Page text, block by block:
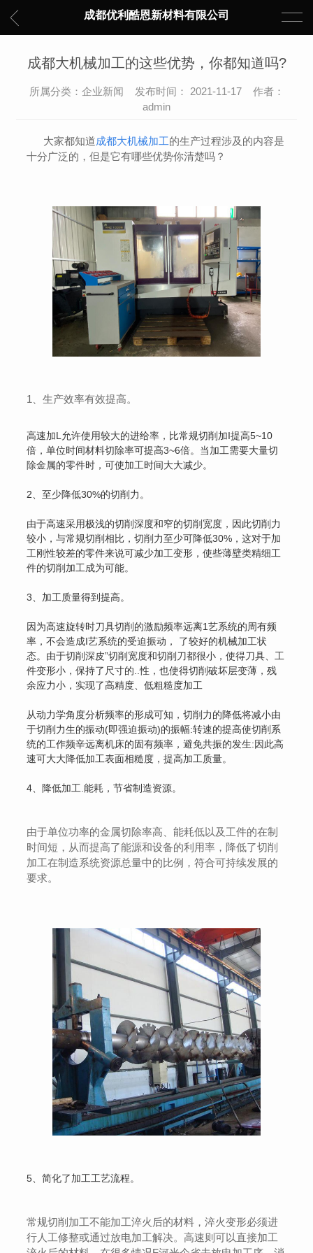
成都优利酷恩新材料有限公司
成都大机械加工的这些优势，你都知道吗?
所属分类：企业新闻 发布时间： 2021-11-17 作者：
admin
大家都知道成都大机械加工的生产过程涉及的内容是
十分广泛的，但是它有哪些优势你清楚吗？
1、生产效率有效提高。
高速加L允许使用较大的进给率，比常规切削加I提高5~10
倍，单位时间材料切除率可提高3~6倍。当加工需要大量切
除金属的零件时，可使加工时间大大减少。
2、至少降低30%的切削力。
由于高速采用极浅的切削深度和窄的切削宽度，因此切削力
较小，与常规切削相比，切削力至少可降低30%，这对于加
工刚性较差的零件来说可减少加工变形，使些薄壁类精细工
件的切削加工成为可能。
3、加工质量得到提高。
因为高速旋转时刀具切削的激励频率远离1艺系统的周有频
率，不会造成I艺系统的受迫振动， 了较好的机械加工状
态。由于切削深皮”切削宽度和切削刀都很小，使得刀具、工
件变形小，保持了尺寸的..性，也使得切削破坏层变薄，残
余应力小，实现了高精度、低粗糙度加工
从动力学角度分析频率的形成可知，切削力的降低将减小由
于切削力生的振动(即强迫振动)的振幅:转速的提高使切削系
统的工作频辛远离机床的固有频率，避免共振的发生:因此高
速可大大降低加工表面相糙度，提高加工质量。
4、降低加工.能耗，节省制造资源。
由于单位功率的金属切除率高、能耗低以及工件的在制
时间短，从而提高了能源和设备的利用率，降低了切削
加工在制造系统资源总量中的比例，符合可持续发展的
要求。
5、简化了加工工艺流程。
常规切削加工不能加工淬火后的材料，淬火变形必须进
行人工修整或通过放电加工解决。高速则可以直接加工